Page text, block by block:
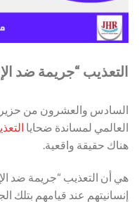
التعذيب “جريمة ضد
السادس والعشرون من
العالمي لمساندة ضحايا
هناك حقيقة واقعية.
هي أن التعذيب “جريمة ضد
إنسانيتهم عند قيامهم بتلك